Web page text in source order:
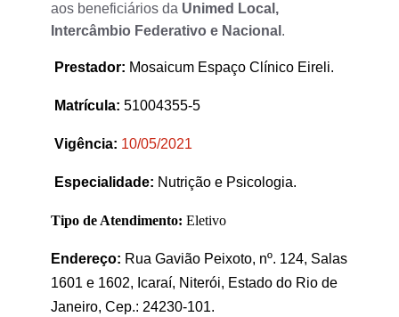
aos beneficiários da Unimed Local,
Intercâmbio Federativo e Nacional .
Prestador: Mosaicum Espaço Clínico Eireli.
Matrícula: 51004355-5
Vigência: 10/05/2021
Especialidade: Nutrição e Psicologia.
Tipo de Atendimento: Eletivo
Endereço: Rua Gavião Peixoto, nº. 124, Salas
1601 e 1602, Icaraí, Niterói, Estado do Rio de
Janeiro, Cep.: 24230-101.